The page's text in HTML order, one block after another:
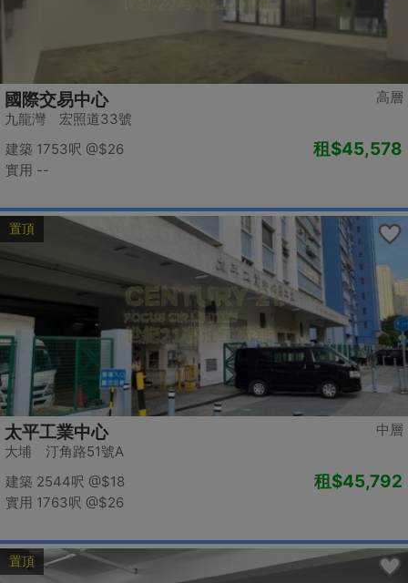
高層
國際交易中心
九龍灣 宏照道33號
建築 1753呎 @$26
實用 --
租$45,578
置頂
中層
太平工業中心
大埔 汀角路51號A
建築 2544呎 @$18
實用 1763呎 @$26
租$45,792
置頂